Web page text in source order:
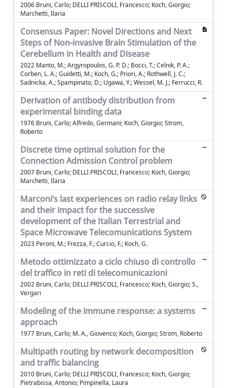
2006 Bruni, Carlo; DELLI PRISCOLI, Francesco; Koch, Giorgio;
Marchetti, Ilaria
Consensus Paper: Novel Directions and Next
Steps of Non-invasive Brain Stimulation of the
Cerebellum in Health and Disease
2022 Manto, M.; Argyropoulos, G. P. D.; Bocci, T.; Celnik, P. A.;
Corben, L. A.; Guidetti, M.; Koch, G.; Priori, A.; Rothwell, J. C.;
Sadnicka, A.; Spampinato, D.; Ugawa, Y.; Wessel, M. J.; Ferrucci, R.
Derivation of antibody distribution from
experimental binding data
1976 Bruni, Carlo; Alfredo, Germani; Koch, Giorgio; Strom,
Roberto
Discrete time optimal solution for the
Connection Admission Control problem
2007 Bruni, Carlo; DELLI PRISCOLI, Francesco; Koch, Giorgio;
Marchetti, Ilaria
Marconi’s last experiences on radio relay links
and their impact for the successive
development of the Italian Terrestrial and
Space Microwave Telecomunications System
2023 Peroni, M.; Frezza, F.; Curcio, F.; Koch, G.
Metodo ottimizzato a ciclo chiuso di controllo
del traffico in reti di telecomunicazioni
2002 Bruni, Carlo; DELLI PRISCOLI, Francesco; Koch, Giorgio; S.,
Vergari
Modeling of the immune response: a systems
approach
1977 Bruni, Carlo; M. A., Giovenco; Koch, Giorgio; Strom, Roberto
Multipath routing by network decomposition
and traffic balancing
2010 Bruni, Carlo; DELLI PRISCOLI, Francesco; Koch, Giorgio;
Pietrabissa, Antonio; Pimpinella, Laura